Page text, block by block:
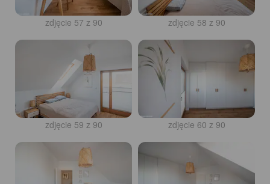
zdjęcie 57 z 90 zdjęcie 58 z 90
zdjęcie 59 z 90 zdjęcie 60 z 90